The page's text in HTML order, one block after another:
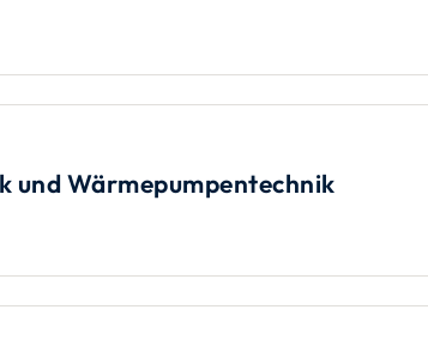
und Wärmepumpentechnik